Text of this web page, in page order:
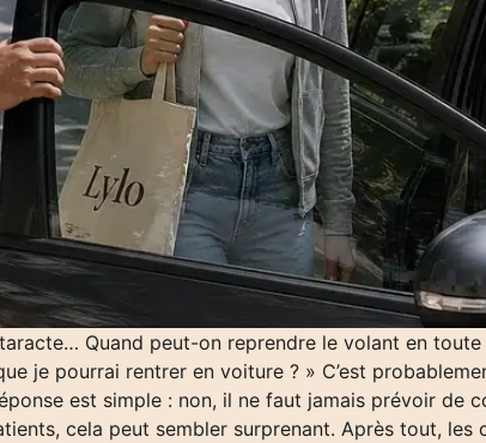
Quand peut-on reprendre le volant en
je pourrai rentrer en voiture ? » C’est
est simple : non, il ne faut jamais prévoir de
cela peut sembler surprenant. Après tout,